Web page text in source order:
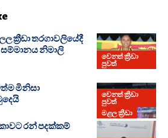
වෙනත් ක්‍රීඩා
පුවත්
ක්‍රීඩා තරගාවලියේදී
නිමාලි
වෙනත් ක්‍රීඩා
පුවත්
මළල ක්‍රීඩා
මිනිසා
රන් පදක්කම්